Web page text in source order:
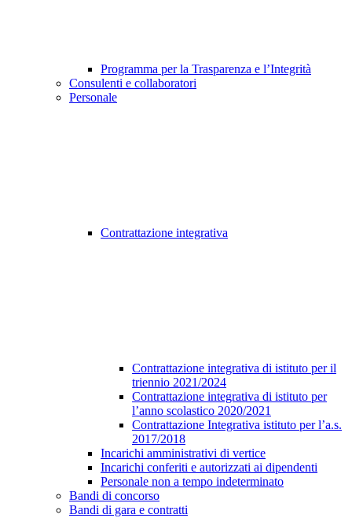
Programma per la Trasparenza e l’Integrità
Consulenti e collaboratori
Personale
Contrattazione integrativa
Contrattazione integrativa di istituto per il
triennio 2021/2024
Contrattazione integrativa di istituto per
l’anno scolastico 2020/2021
Contrattazione Integrativa istituto per l’a.s.
2017/2018
Incarichi amministrativi di vertice
Incarichi conferiti e autorizzati ai dipendenti
Personale non a tempo indeterminato
Bandi di concorso
Bandi di gara e contratti